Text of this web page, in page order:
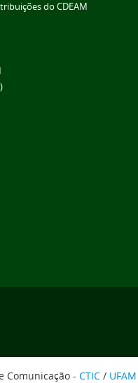
do CDEAM
Comunicação - CTIC / UFAM